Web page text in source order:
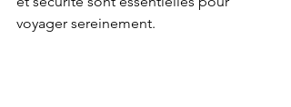
voyager sereinement.